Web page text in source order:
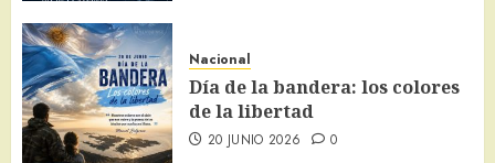
Nacional
Día de la bandera: los colores
de la libertad
20 JUNIO 2026 0